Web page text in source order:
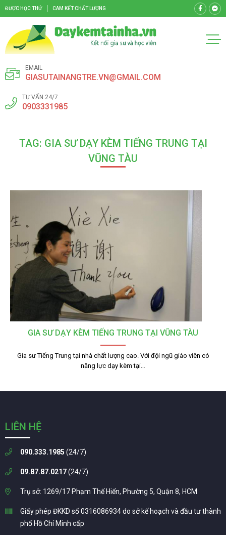
ĐƯỢC HỌC THỬ CAM KẾT CHẤT LƯỢNG
EMAIL
GIASUTAINANGTRE.VN@GMAIL.COM
TƯ VẤN 24/7
0903331985
TAG: GIA SƯ DẠY KÈM TIẾNG TRUNG TẠI
VŨNG TÀU
GIA SƯ DẠY KÈM TIẾNG TRUNG TẠI VŨNG TÀU
Gia sư Tiếng Trung tại nhà chất lượng cao. Với đội ngũ giáo viên có
năng lực dạy kèm tại…
LIÊN HỆ
090.333.1985 (24/7)
09.87.87.0217(24/7)
Trụ sở: 1269/17 Phạm Thế Hiển, Phường 5, Quận 8, HCM
Giấy phép ĐKKD số 0316086934 do sở kế hoạch và đầu tư thành
phố Hồ Chí Minh cấp